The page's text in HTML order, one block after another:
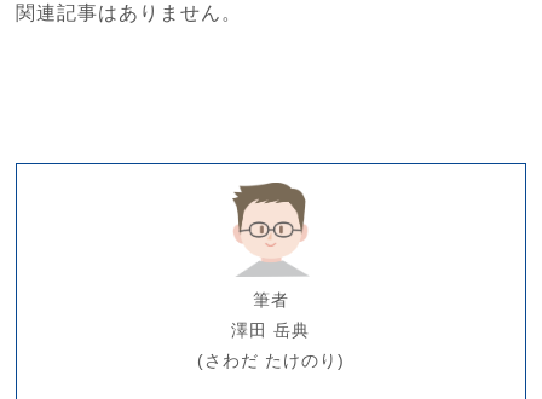
関連記事はありません。
筆者
澤田 岳典
(さわだ たけのり)